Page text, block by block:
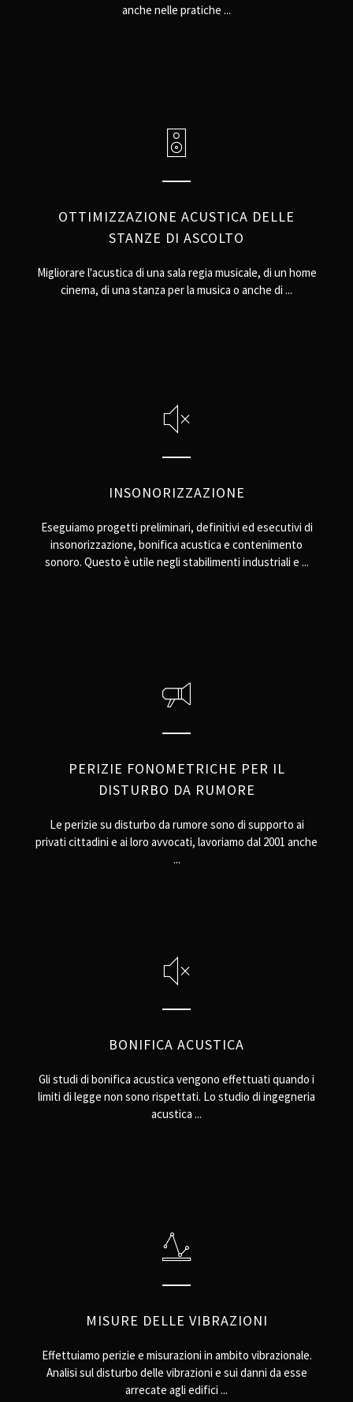
anche nelle pratiche ...
OTTIMIZZAZIONE ACUSTICA DELLE
STANZE DI ASCOLTO
Migliorare l'acustica di una sala regia musicale, di un home
cinema, di una stanza per la musica o anche di ...
INSONORIZZAZIONE
Eseguiamo progetti preliminari, definitivi ed esecutivi di
insonorizzazione, bonifica acustica e contenimento
sonoro. Questo è utile negli stabilimenti industriali e ...
PERIZIE FONOMETRICHE PER IL
DISTURBO DA RUMORE
Le perizie su disturbo da rumore sono di supporto ai
privati cittadini e ai loro avvocati, lavoriamo dal 2001 anche
...
BONIFICA ACUSTICA
Gli studi di bonifica acustica vengono effettuati quando i
limiti di legge non sono rispettati. Lo studio di ingegneria
acustica ...
MISURE DELLE VIBRAZIONI
Effettuiamo perizie e misurazioni in ambito vibrazionale.
Analisi sul disturbo delle vibrazioni e sui danni da esse
arrecate agli edifici ...